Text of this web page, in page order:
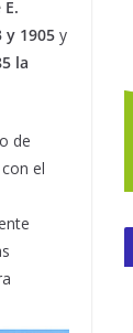
y 1905 y
la
de
el